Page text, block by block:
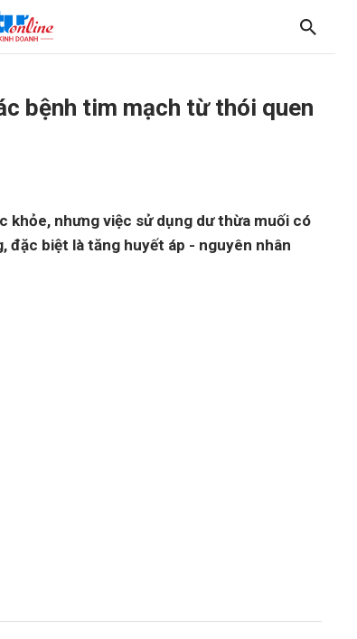
bệnh tim mạch từ thói quen
khỏe, nhưng việc sử dụng dư thừa muối có
đặc biệt là tăng huyết áp - nguyên nhân